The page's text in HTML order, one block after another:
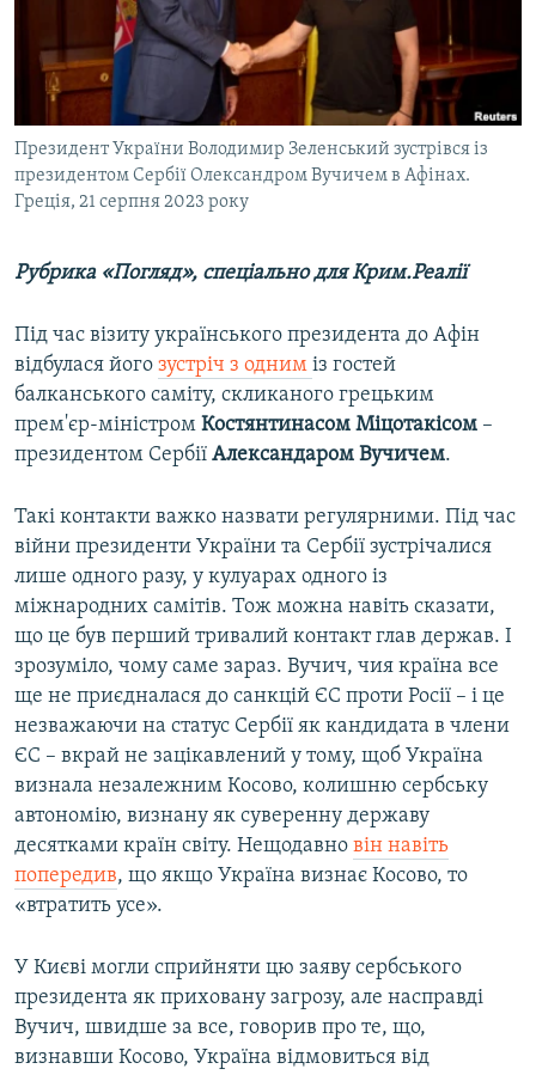
ВІДЕОУРОКИ «ELIFBE»
СВІДЧЕННЯ ОКУПАЦІЇ
УКРАЇНСЬКА ПРОБЛЕМА КРИМУ
ІНФОГРАФІКА
Qırımtatar
ДОЛУЧАЙСЯ!
Усі сайти RFE/RL
Президент України Володимир Зеленський зустрівся із
президентом Сербії Олександром Вучичем в Афінах.
Греція, 21 серпня 2023 року
Рубрика «Погляд», спеціально для Крим.Реалії
Під час візиту українського президента до Афін
відбулася його зустріч з одним із гостей
балканського саміту, скликаного грецьким
прем'єр-міністром Костянтинасом Міцотакісом –
президентом Сербії Александаром Вучичем.
Такі контакти важко назвати регулярними. Під час
війни президенти України та Сербії зустрічалися
лише одного разу, у кулуарах одного із
міжнародних самітів. Тож можна навіть сказати,
що це був перший тривалий контакт глав держав. І
зрозуміло, чому саме зараз. Вучич, чия країна все
ще не приєдналася до санкцій ЄС проти Росії – і це
незважаючи на статус Сербії як кандидата в члени
ЄС – вкрай не зацікавлений у тому, щоб Україна
визнала незалежним Косово, колишню сербську
автономію, визнану як суверенну державу
десятками країн світу. Нещодавно він навіть
попередив, що якщо Україна визнає Косово, то
«втратить усе».
У Києві могли сприйняти цю заяву сербського
президента як приховану загрозу, але насправді
Вучич, швидше за все, говорив про те, що,
визнавши Косово, Україна відмовиться від